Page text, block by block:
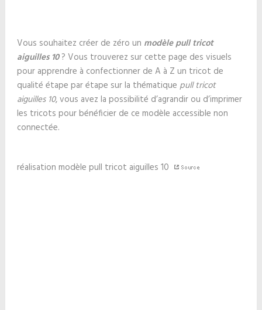
Vous souhaitez créer de zéro un modèle pull tricot
aiguilles 10? Vous trouverez sur cette page des visuels
pour apprendre à confectionner de A à Z un tricot de
qualité étape par étape sur la thématique pull tricot
aiguilles 10, vous avez la possibilité d’agrandir ou d’imprimer
les tricots pour bénéficier de ce modèle accessible non
connectée.
réalisation modèle pull tricot aiguilles 10